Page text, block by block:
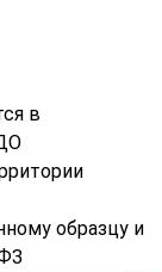
в
образцу и